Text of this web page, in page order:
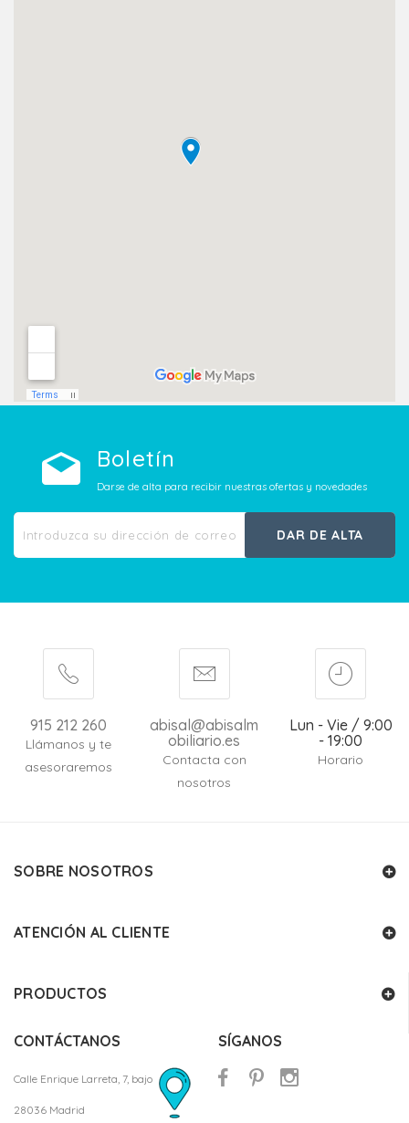
Boletín
Darse de alta para recibir nuestras ofertas y novedades
DAR DE ALTA
915 212 260
Llámanos y te
asesoraremos
abisal@abisalm
obiliario.es
Contacta con
nosotros
Lun - Vie / 9:00
- 19:00
Horario
SOBRE NOSOTROS
ATENCIÓN AL CLIENTE
PRODUCTOS
CONTÁCTANOS
Calle Enrique Larreta, 7, bajo
28036 Madrid
SÍGANOS